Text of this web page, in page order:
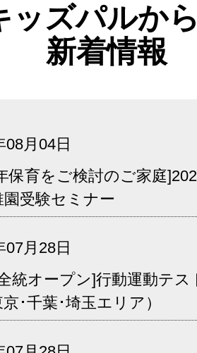
ッズパルか
新着情報
08月04日
保育をご検討のご家庭
園受験セミナー
07月28日
統オープン]行動運動テス
･千葉･埼玉エリア）